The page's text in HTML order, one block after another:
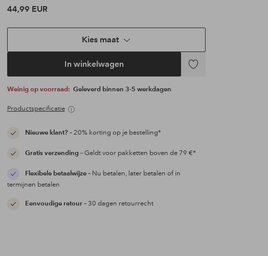
44,99 EUR
Kies maat
In winkelwagen
Toevoegen
Weinig op voorraad: Geleverd binnen 3-5 werkdagen
Productspecificatie
Nieuwe klant?– 20% korting op je bestelling*
Gratis verzending– Geldt voor pakketten boven de 79 €*
Flexibele betaalwijze– Nu betalen, later betalen of in
termijnen betalen
Eenvoudige retour– 30 dagen retourrecht